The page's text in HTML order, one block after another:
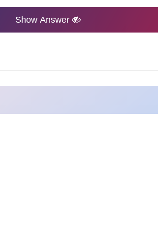
Show Answer